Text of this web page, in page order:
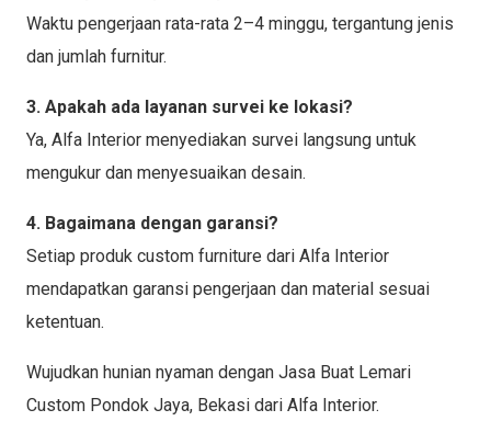
Waktu pengerjaan rata-rata 2–4 minggu, tergantung jenis
dan jumlah furnitur.
3. Apakah ada layanan survei ke lokasi?
Ya, Alfa Interior menyediakan survei langsung untuk
mengukur dan menyesuaikan desain.
4. Bagaimana dengan garansi?
Setiap produk custom furniture dari Alfa Interior
mendapatkan garansi pengerjaan dan material sesuai
ketentuan.
Wujudkan hunian nyaman dengan Jasa Buat Lemari
Custom Pondok Jaya, Bekasi dari Alfa Interior.